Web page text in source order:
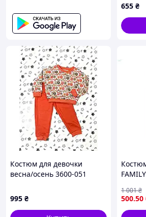
10795,
655 ₴
Костюм для девочки
весна/осень 3600-051
цветочки 98(р)
995 ₴
500.50
1 001₴